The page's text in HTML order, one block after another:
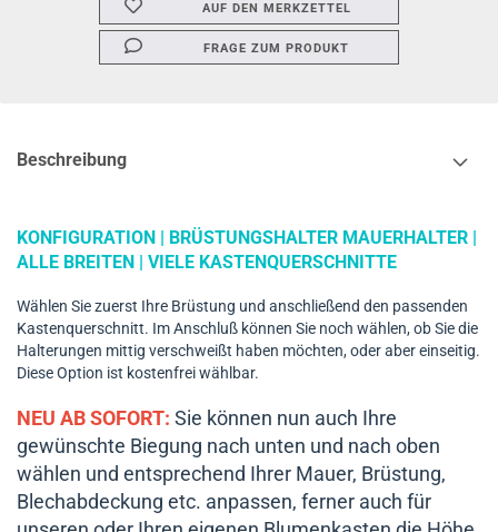
AUF DEN MERKZETTEL
FRAGE ZUM PRODUKT
Beschreibung
KONFIGURATION | BRÜSTUNGSHALTER MAUERHALTER |
ALLE BREITEN | VIELE KASTENQUERSCHNITTE
Wählen Sie zuerst Ihre Brüstung und anschließend den passenden
Kastenquerschnitt. Im Anschluß können Sie noch wählen, ob Sie die
Halterungen mittig verschweißt haben möchten, oder aber einseitig.
Diese Option ist kostenfrei wählbar.
NEU AB SOFORT: Sie können nun auch Ihre
gewünschte Biegung nach unten und nach oben
wählen und entsprechend Ihrer Mauer, Brüstung,
Blechabdeckung etc. anpassen, ferner auch für